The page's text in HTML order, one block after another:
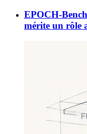
EPOCH-
mérite un rôle